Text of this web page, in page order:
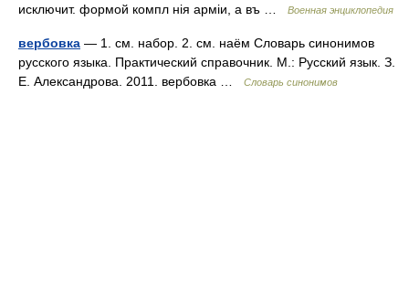
исключит. формой компл нія арміи, а въ …
Военная энциклопедия
вербовка — 1. см. набор. 2. см. наём Словарь синонимов
русского языка. Практический справочник. М.: Русский язык. З.
Е. Александрова. 2011. вербовка …
Словарь синонимов